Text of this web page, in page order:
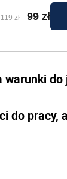
119 zł 99 zł
warunki
do pracy,